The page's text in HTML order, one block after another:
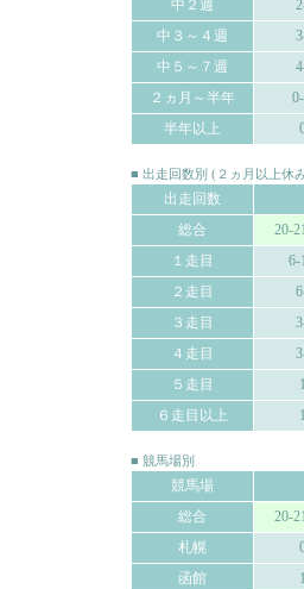
中２週
中３～４週
中５～７週
２ヵ月～半年
半年以上
■ 出走回数別 (２ヵ月以上休
出走回数
総合
20-
１走目 6-
２走目
３走目
４走目
５走目
６走目以上
■ 競馬場別
競馬場
総合
20-
札幌
函館